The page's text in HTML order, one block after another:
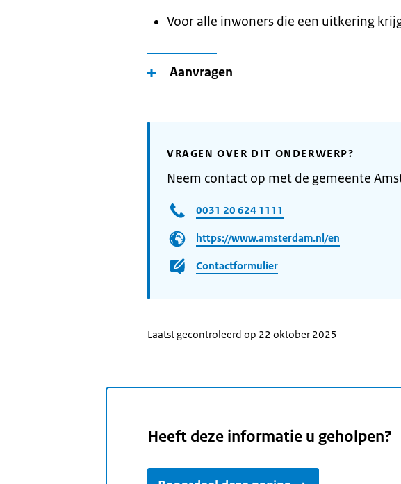
Voor alle inwoners die een uitkering
Aanvragen
VRAGEN OVER DIT ONDERWERP?
Neem contact op met de gemeente
0031 20 624 1111
https://www.amsterdam.nl/en
Contactformulier
Laatst gecontroleerd op 22 oktober 2025
Heeft deze informatie u geholpen?